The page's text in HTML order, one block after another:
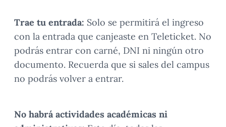
Trae tu entrada: Solo se permitirá el ingreso
con la entrada que canjeaste en Teleticket. No
podrás entrar con carné, DNI ni ningún otro
documento. Recuerda que si sales del campus
no podrás volver a entrar.
No habrá actividades académicas ni